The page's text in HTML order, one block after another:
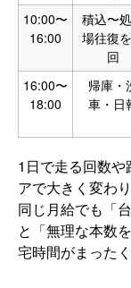
10:00〜
16:00
積込〜
場往復
回
16:00〜
18:00
帰庫・
車・日
1日で走る回数や
アで大きく変わり
同じ月給でも「
と「無理な本数
宅時間がまったく